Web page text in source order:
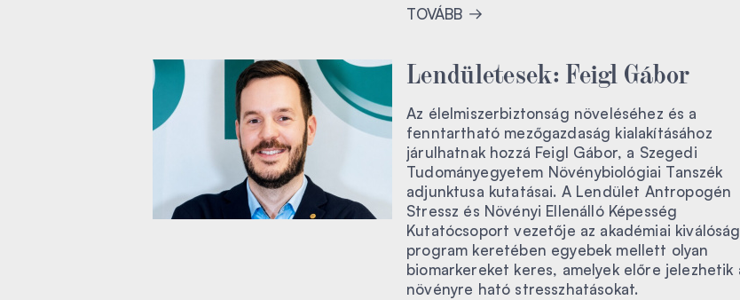
TOVÁBB
Lendületesek: Feigl Gábor
Az élelmiszerbiztonság növeléséhez és a
fenntartható mezőgazdaság kialakításához
járulhatnak hozzá Feigl Gábor, a Szegedi
Tudományegyetem Növénybiológiai Tanszék
adjunktusa kutatásai. A Lendület Antropogén
Stressz és Növényi Ellenálló Képesség
Kutatócsoport vezetője az akadémiai
program keretében egyebek mellett olyan
biomarkereket keres, amelyek előre jelezhetik
növényre ható stresszhatásokat.